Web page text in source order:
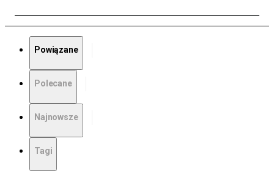
Powiązane
Polecane
Najnowsze
Tagi